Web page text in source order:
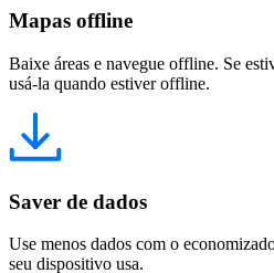
Mapas offline
Baixe áreas e navegue offline. Se
usá-la quando estiver offline.
Saver de dados
Use menos dados com o
seu dispositivo usa.